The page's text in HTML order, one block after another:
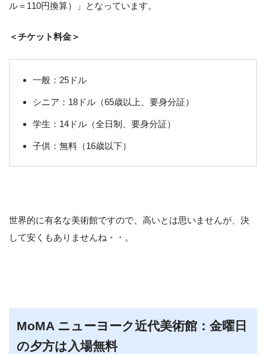
ル＝110円換算）」となっています。
＜チケット料金＞
一般：25ドル
シニア：18ドル（65歳以上、要身分証）
学生：14ドル（全日制、要身分証）
子供：無料（16歳以下）
世界的に有名な美術館ですので、高いとは思いませんが、決
して安くもありませんね・・。
MoMA ニューヨーク近代美術館：金曜日
の夕方は入場無料